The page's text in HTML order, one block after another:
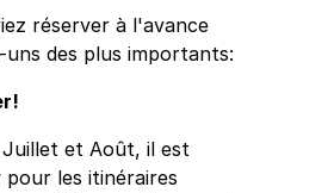
réserver à l'avance
des plus importants:
Juillet et Août, il est
les itinéraires